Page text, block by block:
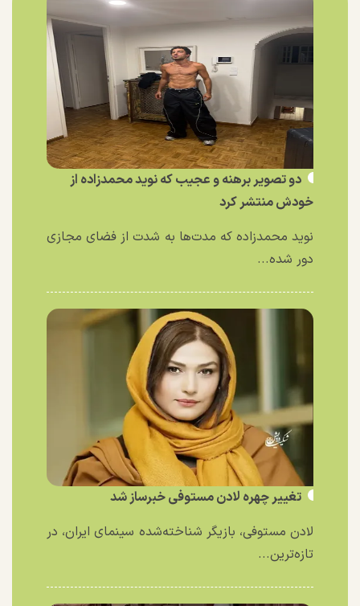
دو تصویر برهنه و عجیب که نوید محمدزاده از
خودش منتشر کرد
نوید محمدزاده که مدت‌ها به شدت از فضای مجازی
دور شده...
تغییر چهره لادن مستوفی خبرساز شد
لادن مستوفی، بازیگر شناخته‌شده سینمای ایران، در
تازه‌ترین...